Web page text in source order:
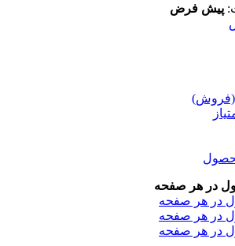
پیش فرض
(فروش)